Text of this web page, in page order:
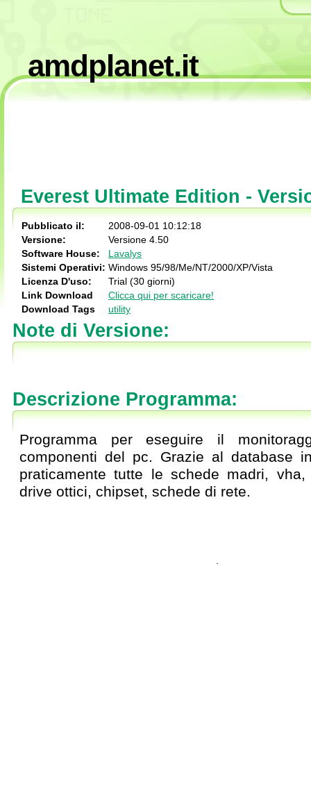
amdplanet.it
Everest Ultimate Edition -
Pubblicato il:
2008-09-01 10:12:18
Versione:
Versione 4.50
Software House:
Lavalys
Sistemi Operativi: Windows 95/98/Me/NT/2000/XP/Vista
Licenza D'uso:
Trial (30 giorni)
Link Download
Clicca qui per scaricare!
Download Tags
utility
Note di Versione:
Descrizione Programma:
Programma per eseguire il
componenti del pc. Grazie al database
praticamente tutte le schede madri,
drive ottici, chipset, schede di rete.